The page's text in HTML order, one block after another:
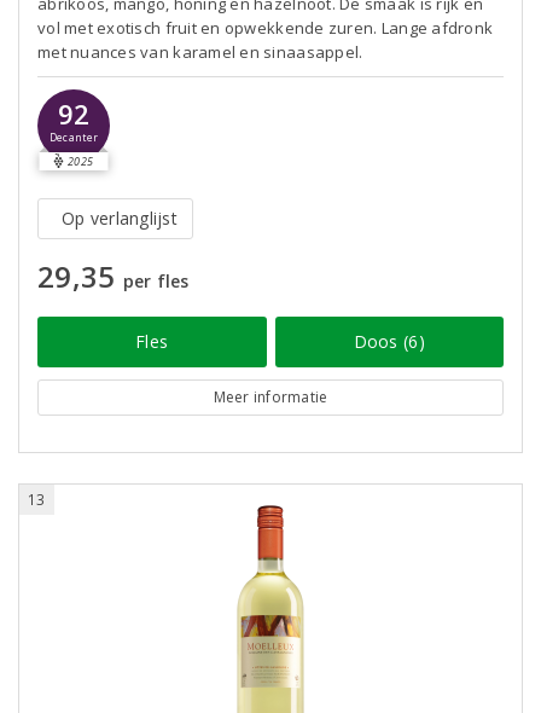
vol met exotisch fruit en opwekkende zuren. Lange afdronk
met nuances van karamel en sinaasappel.
92
Decanter
2025
Op verlanglijst
29,35 per fles
Fles Doos (6)
Meer informatie
13